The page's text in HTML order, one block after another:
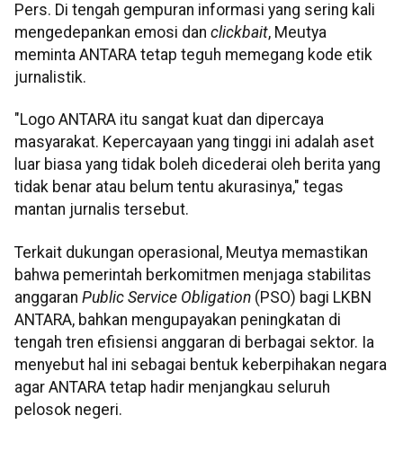
Pers. Di tengah gempuran informasi yang sering kali
mengedepankan emosi dan clickbait, Meutya
meminta ANTARA tetap teguh memegang kode etik
jurnalistik.
"Logo ANTARA itu sangat kuat dan dipercaya
masyarakat. Kepercayaan yang tinggi ini adalah aset
luar biasa yang tidak boleh dicederai oleh berita yang
tidak benar atau belum tentu akurasinya," tegas
mantan jurnalis tersebut.
Terkait dukungan operasional, Meutya memastikan
bahwa pemerintah berkomitmen menjaga stabilitas
anggaran Public Service Obligation (PSO) bagi LKBN
ANTARA, bahkan mengupayakan peningkatan di
tengah tren efisiensi anggaran di berbagai sektor. Ia
menyebut hal ini sebagai bentuk keberpihakan negara
agar ANTARA tetap hadir menjangkau seluruh
pelosok negeri.